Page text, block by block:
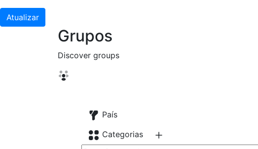
Atualizar
Grupos
Discover groups
País
Categorias